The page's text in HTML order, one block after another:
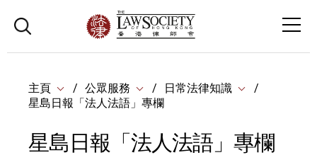
主頁 公眾服務
日常法律知識
星島日報「法人法語」專欄
星島日報「法人法語」專欄